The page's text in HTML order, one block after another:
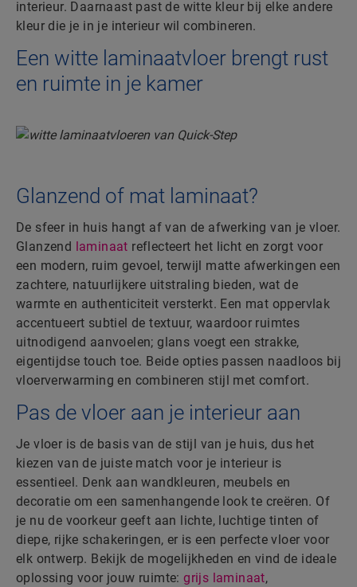
interieur. Daarnaast past de witte kleur bij elke andere
kleur die je in je interieur wil combineren.
Een witte laminaatvloer brengt rust
en ruimte in je kamer
Glanzend of mat laminaat?
De sfeer in huis hangt af van de afwerking van je vloer.
Glanzend
laminaat reflecteert het licht en zorgt voor
een modern, ruim gevoel, terwijl matte afwerkingen een
zachtere, natuurlijkere uitstraling bieden, wat de
warmte en authenticiteit versterkt. Een mat oppervlak
accentueert subtiel de textuur, waardoor ruimtes
uitnodigend aanvoelen; glans voegt een strakke,
eigentijdse touch toe. Beide opties passen naadloos bij
vloerverwarming en combineren stijl met comfort.
Pas de vloer aan je interieur aan
Je vloer is de basis van de stijl van je huis, dus het
kiezen van de juiste match voor je interieur is
essentieel. Denk aan wandkleuren, meubels en
decoratie om een samenhangende look te creëren. Of
je nu de voorkeur geeft aan lichte, luchtige tinten of
diepe, rijke schakeringen, er is een perfecte vloer voor
elk ontwerp. Bekijk de mogelijkheden en vind de ideale
oplossing voor jouw ruimte:grijs laminaat,